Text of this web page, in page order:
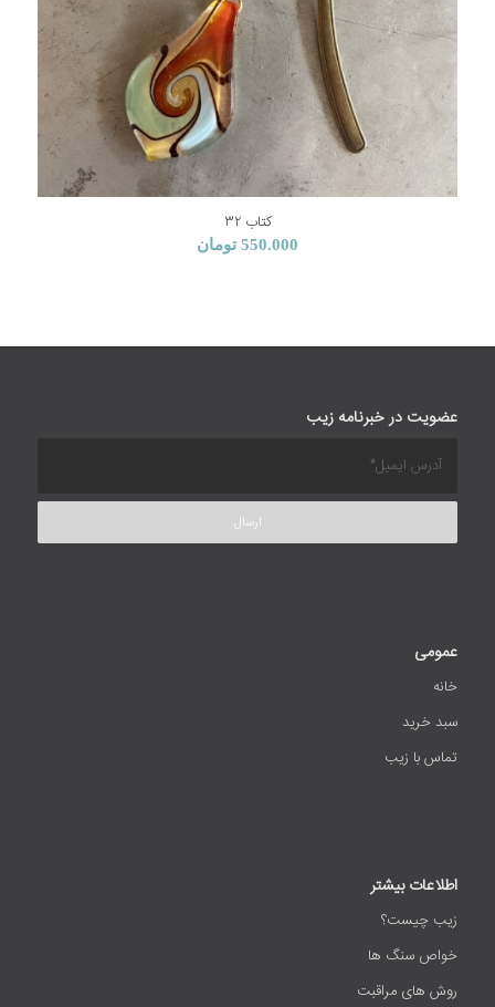
کتاب ۳۲
550.000 تومان
عضویت در خبرنامه زیب
عمومی
خانه
سبد خرید
تماس با زیب
اطلاعات بیشتر
زیب چیست؟
خواص سنگ ها
روش های مراقبت